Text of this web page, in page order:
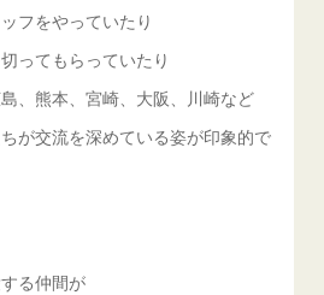
フをやっていたり
ってもらっていたり
、熊本、宮崎、大阪、川崎など
が交流を深めている姿が印象的で
る仲間が